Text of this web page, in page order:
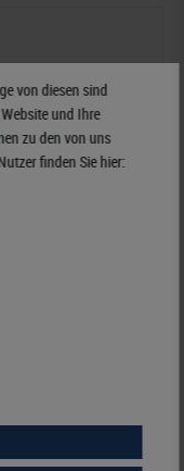
von diesen sind
und Ihre
zu den von uns
finden Sie hier: